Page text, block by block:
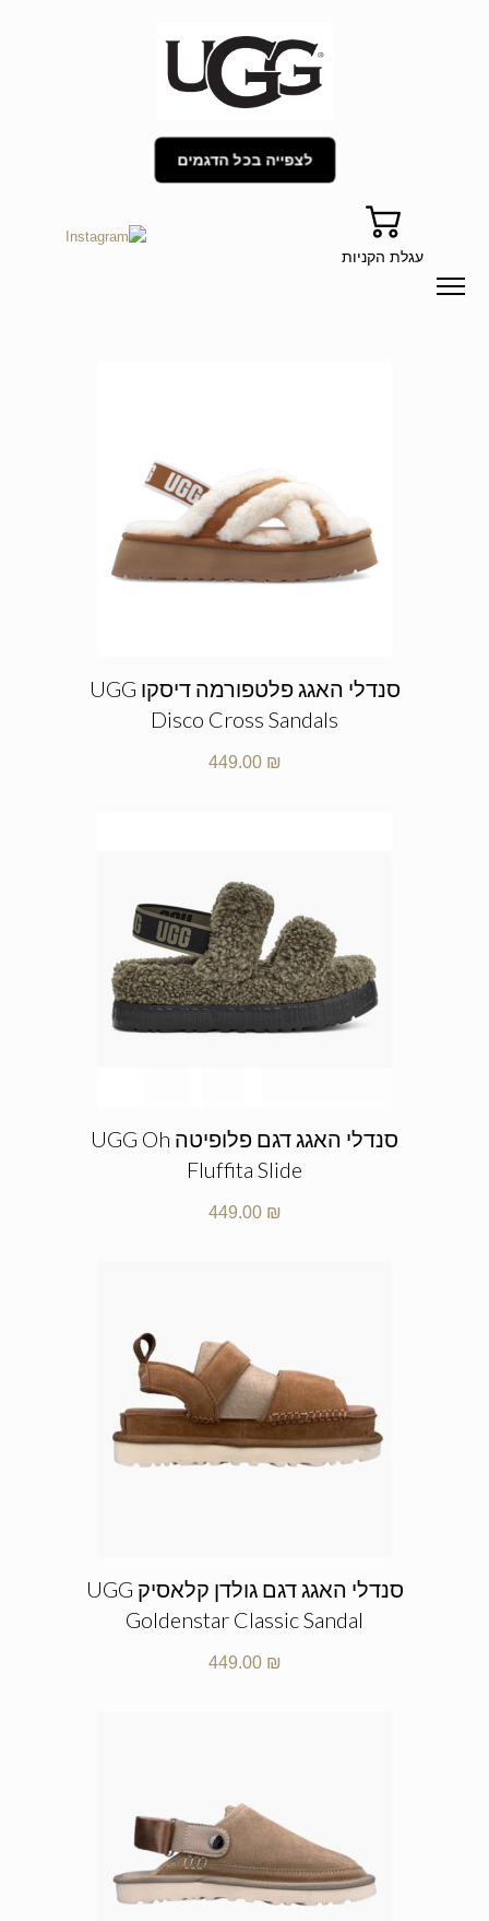
לצפייה בכל הדגמים
עגלת הקניות
סנדלי האגג פלטפורמה דיסקו UGG
Disco Cross Sandals
449.00 ₪
סנדלי האגג דגם פלופיטה UGG Oh
Fluffita Slide
449.00 ₪
סנדלי האגג דגם גולדן קלאסיק UGG
Goldenstar Classic Sandal
449.00 ₪